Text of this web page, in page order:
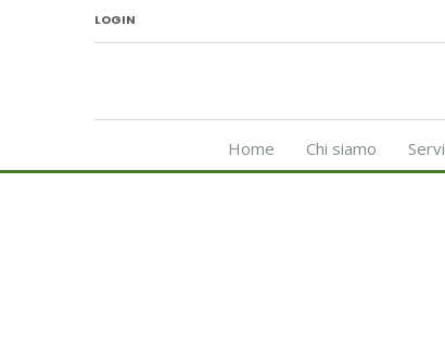
LOGIN
Home Chi siamo